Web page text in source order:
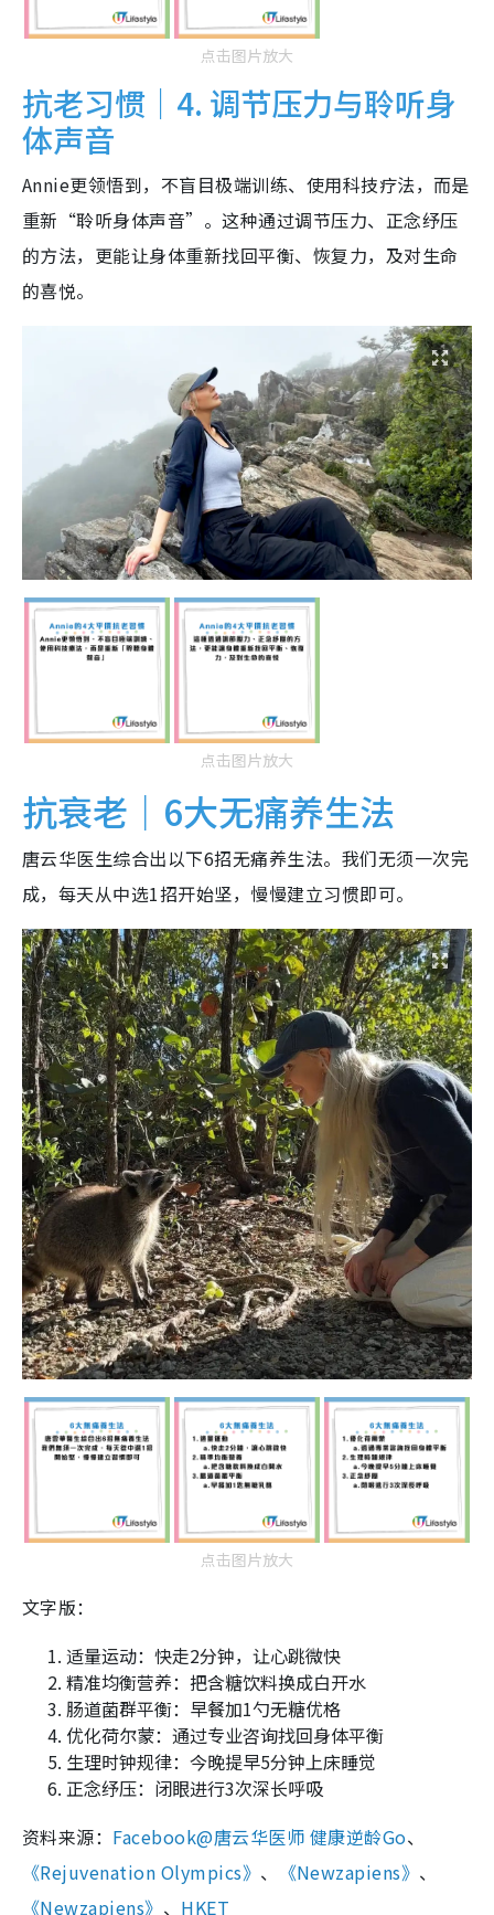
点击图片放大
抗老习惯｜4. 调节压力与聆听身
体声音
Annie更领悟到，不盲目极端训练、使用科技疗法，而是
重新“聆听身体声音”。这种通过调节压力、正念纾压
的方法，更能让身体重新找回平衡、恢复力，及对生命
的喜悦。
点击图片放大
抗衰老｜6大无痛养生法
唐云华医生综合出以下6招无痛养生法。我们无须一次完
成，每天从中选1招开始坚，慢慢建立习惯即可。
点击图片放大
文字版：
适量运动：快走2分钟，让心跳微快
精准均衡营养：把含糖饮料换成白开水
肠道菌群平衡：早餐加1勺无糖优格
优化荷尔蒙：通过专业咨询找回身体平衡
生理时钟规律：今晚提早5分钟上床睡觉
正念纾压：闭眼进行3次深长呼吸
资料来源： Facebook@唐云华医师 健康逆龄Go、
《Rejuvenation Olympics》 、 《Newzapiens》 、
《Newzapiens》 、 HKET